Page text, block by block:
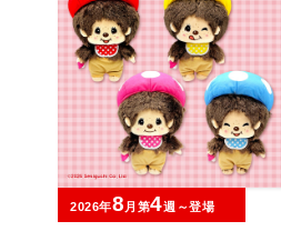
2026年8 月第4週～登場